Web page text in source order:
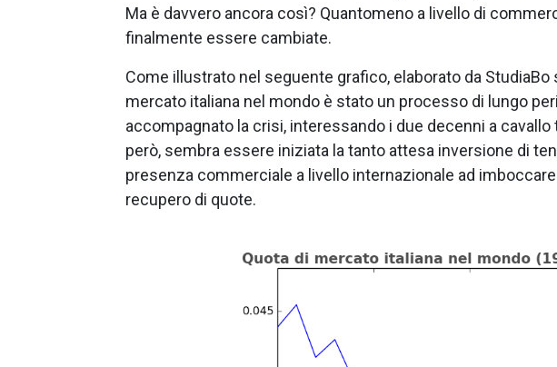
Ma è davvero ancora così? Quantomeno a livello di
finalmente essere cambiate.
Come illustrato nel seguente grafico, elaborato da StudiaBo
mercato italiana nel mondo è stato un processo di lungo
accompagnato la crisi, interessando i due decenni a cavallo
però, sembra essere iniziata la tanto attesa inversione di
presenza commerciale a livello internazionale ad
recupero di quote.